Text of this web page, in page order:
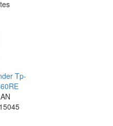
Tp-